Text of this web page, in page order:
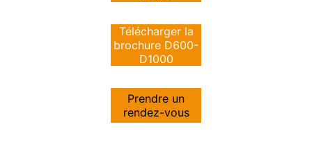
Prendre un
rendez-vous
Télécharger la
brochure D600-
D1000